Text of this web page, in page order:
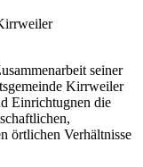
seiner
Kirrweiler
Einrichtugnen die
örtlichen Verhältnisse